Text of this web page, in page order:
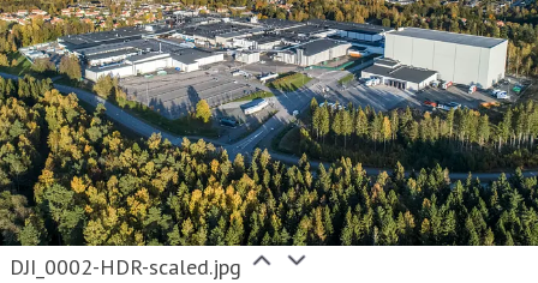
DJI_0002-HDR-scaled.jpg